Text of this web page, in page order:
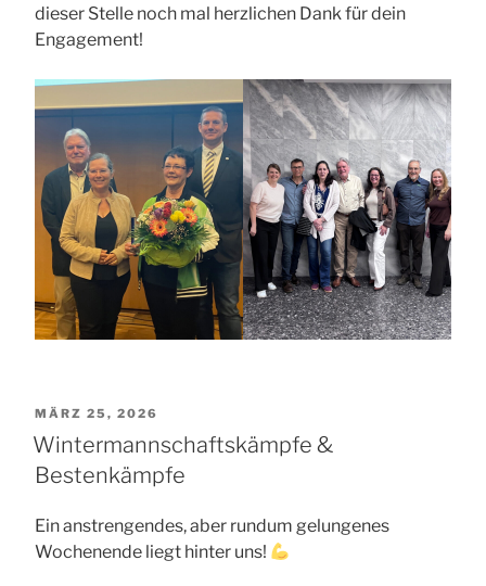
dieser Stelle noch mal herzlichen Dank für dein
Engagement!
VERÖFFENTLICHT
AM
MÄRZ 25, 2026
Wintermannschaftskämpfe &
Bestenkämpfe
Ein anstrengendes, aber rundum gelungenes
Wochenende liegt hinter uns!